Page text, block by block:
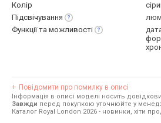
Колір
Підсвічування
Функції та можливості
Повідомити про помилку в описі
Інформація в описі моделі носить
Завжди перед покупкою уточнюйте у
Каталог Royal London 2026 - новинки, хіти